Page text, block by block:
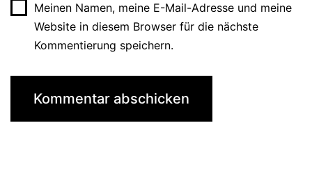
Meinen Namen, meine E-Mail-Adresse und meine
Website in diesem Browser für die nächste
Kommentierung speichern.